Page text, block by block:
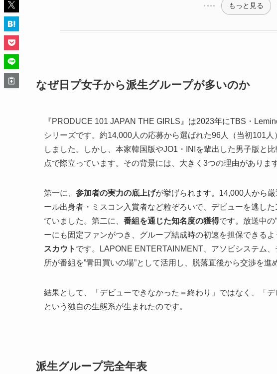
もっと見る
なぜ日プ女子から派生グループが多いのか
『PRODUCE 101 JAPAN THE GIRLS』は2023年にTBS・
シリーズです。約14,000人の応募から選ばれた96人（当初101
しました。しかし、本家韓国版やJO1・INIを輩出した男子版と
点で際立っています。その背景には、大きく3つの理由があります
第一に、 参加者の実力の底上げが挙げられます。14,000人から
ール出身者・ミスコン入賞者など粒ぞろいで、デビューを逃し
ていました。第二に、 番組を通じた知名度の獲得です。放送中の
ーにも固定ファンがつき、グループ結成時の初速を担保できるよ
スカウト です。LAPONE ENTERTAINMENT、アソビシステム
所が番組を”青田買いの場”として活用し、脱落直後から交渉を進
結果として、「デビューできなかった＝終わり」ではなく、「
という独自の生態系が生まれたのです。
派生グループ完全年表